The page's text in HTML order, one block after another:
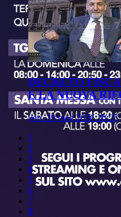
DECRETO
E LA NUOVA
ven, 29 mag 2026 20:25
1
2
3
4
5
6
7
8